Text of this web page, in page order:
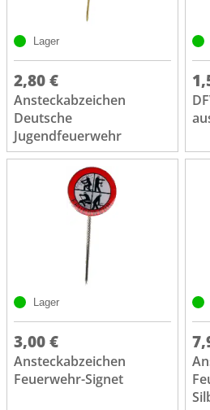
Lager
2,80 €
Ansteckabzeichen
Deutsche
Jugendfeuerwehr
Lager
3,00 €
Ansteckabzeichen
Feuerwehr-Signet